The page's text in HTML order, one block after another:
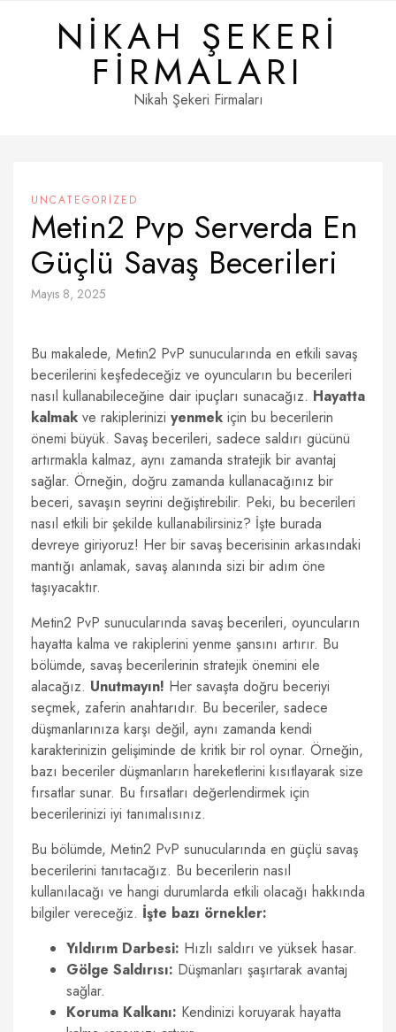
NIKAH ŞEKERI
FIRMALARI
Nikah Şekeri Firmaları
UNCATEGORIZED
Metin2 Pvp Serverda En
Güçlü Savaş Becerileri
Mayıs 8, 2025
Bu makalede, Metin2 PvP sunucularında en etkili savaş
becerilerini keşfedeceğiz ve oyuncuların bu becerileri
nasıl kullanabileceğine dair ipuçları sunacağız. Hayatta
kalmak ve rakiplerinizi yenmek için bu becerilerin
önemi büyük. Savaş becerileri, sadece saldırı gücünü
artırmakla kalmaz, aynı zamanda stratejik bir avantaj
sağlar. Örneğin, doğru zamanda kullanacağınız bir
beceri, savaşın seyrini değiştirebilir. Peki, bu becerileri
nasıl etkili bir şekilde kullanabilirsiniz? İşte burada
devreye giriyoruz! Her bir savaş becerisinin arkasındaki
mantığı anlamak, savaş alanında sizi bir adım öne
taşıyacaktır.
Metin2 PvP sunucularında savaş becerileri, oyuncuların
hayatta kalma ve rakiplerini yenme şansını artırır. Bu
bölümde, savaş becerilerinin stratejik önemini ele
alacağız. Unutmayın! Her savaşta doğru beceriyi
seçmek, zaferin anahtarıdır. Bu beceriler, sadece
düşmanlarınıza karşı değil, aynı zamanda kendi
karakterinizin gelişiminde de kritik bir rol oynar. Örneğin,
bazı beceriler düşmanların hareketlerini kısıtlayarak size
fırsatlar sunar. Bu fırsatları değerlendirmek için
becerilerinizi iyi tanımalısınız.
Bu bölümde, Metin2 PvP sunucularında en güçlü savaş
becerilerini tanıtacağız. Bu becerilerin nasıl
kullanılacağı ve hangi durumlarda etkili olacağı hakkında
bilgiler vereceğiz. İşte bazı örnekler:
Yıldırım Darbesi: Hızlı saldırı ve yüksek hasar.
Gölge Saldırısı: Düşmanları şaşırtarak avantaj
sağlar.
Koruma Kalkanı: Kendinizi koruyarak hayatta